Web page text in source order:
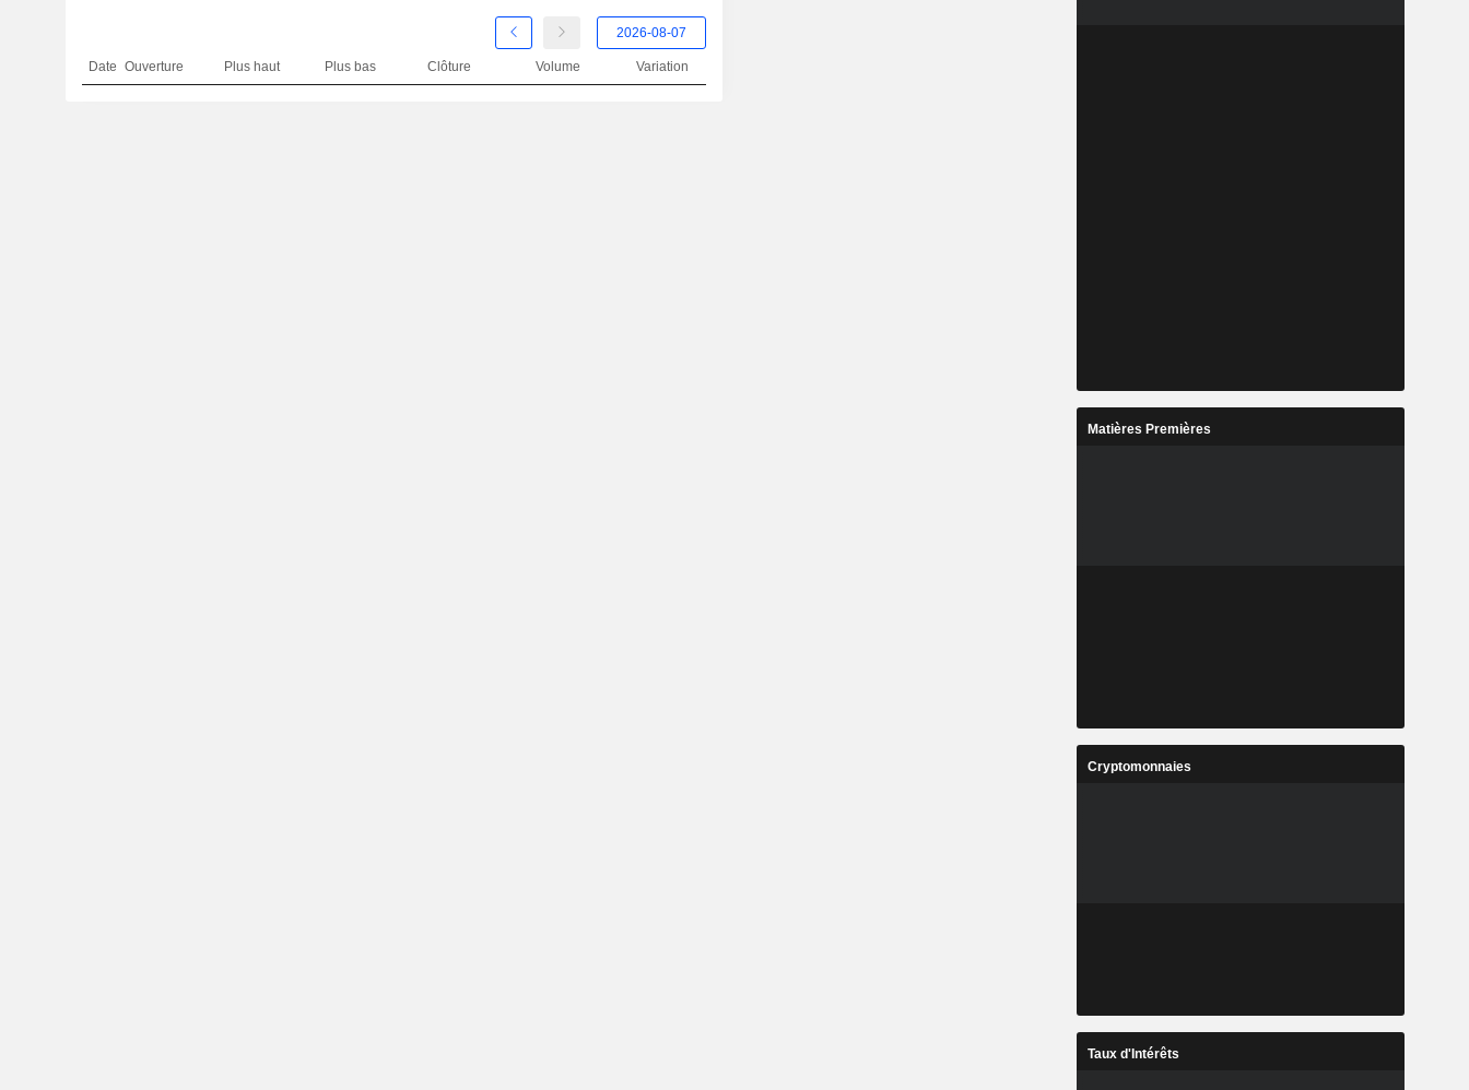
Date Ouverture Plus haut Plus bas Clôture Volume Variation
Matières Premières
Cryptomonnaies
Taux d'Intérêts